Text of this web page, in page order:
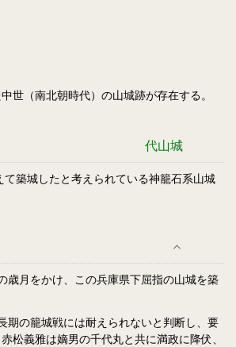
世（南北朝時代）の山城跡が存在する。
代山城
築城したと考えられている神籠石系山城
歳月をかけ、この兵庫県下屈指の山城を築
期の籠城戦には耐えられないと判断し、要
松義雅は嫡男の千代丸と共に満政に降伏、